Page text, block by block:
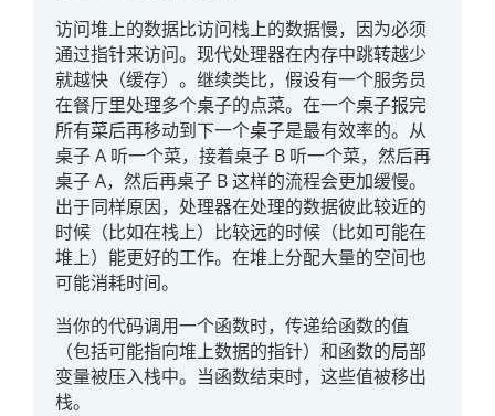
访问堆上的数据比访问栈上的数据慢，因为必须
通过指针来访问。现代处理器在内存中跳转越少
就越快（缓存）。继续类比，假设有一个服务员
在餐厅里处理多个桌子的点菜。在一个桌子报完
所有菜后再移动到下一个桌子是最有效率的。从
桌子 A 听一个菜，接着桌子 B 听一个菜，然后再
桌子 A，然后再桌子 B 这样的流程会更加缓慢。
出于同样原因，处理器在处理的数据彼此较近的
时候（比如在栈上）比较远的时候（比如可能在
堆上）能更好的工作。在堆上分配大量的空间也
可能消耗时间。
当你的代码调用一个函数时，传递给函数的值
（包括可能指向堆上数据的指针）和函数的局部
变量被压入栈中。当函数结束时，这些值被移出
栈。